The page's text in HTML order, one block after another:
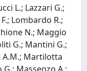
L.; Lazzari G.;
Lombardo R.;
N.; Maggio
G.; Mantini G.;
A.M.; Martilotta